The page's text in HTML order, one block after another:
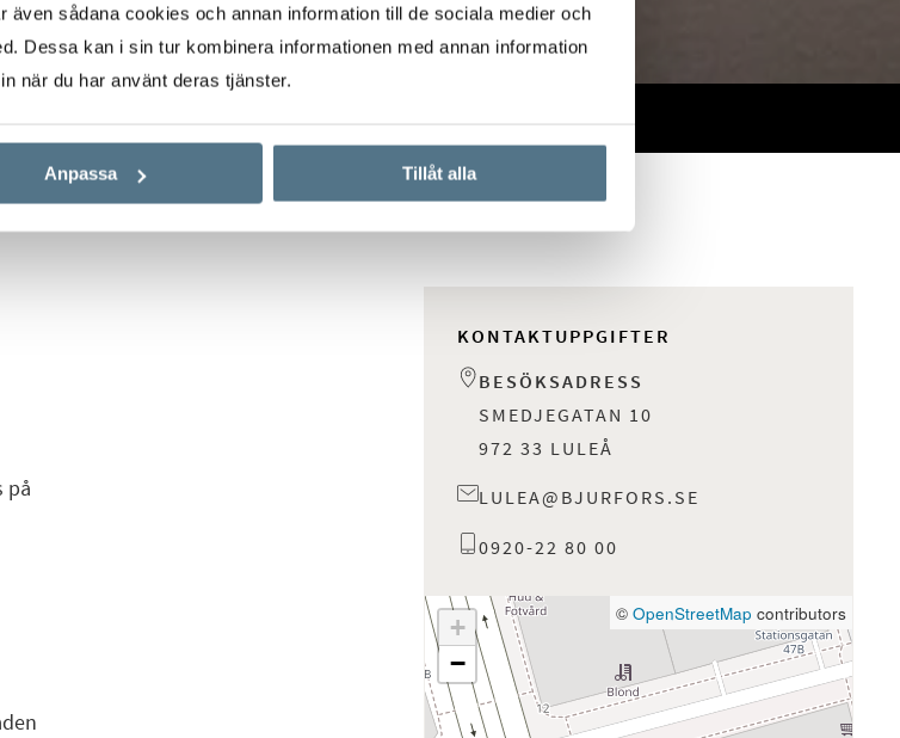
sådana cookies och annan information till de sociala medier och
Dessa kan i sin tur kombinera informationen med annan information
när du har använt deras tjänster.
Anpassa Tillåt alla
på
KONTAKTUPPGIFTER
BESÖKSADRESS
SMEDJEGATAN 10
972 33 LULEÅ
LULEA@BJURFORS.SE
0920-22 80 00
+
−
© OpenStreetMap contributors